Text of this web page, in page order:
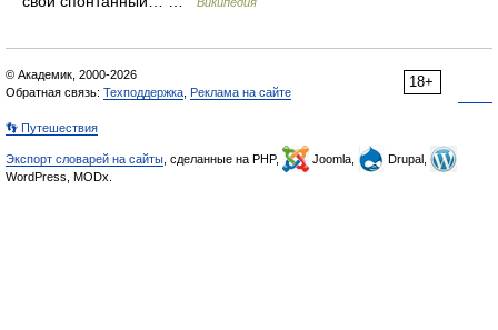
18+
© Академик, 2000-2026
Обратная связь: Техподдержка Реклама на сайте
👣 Путешествия
Экспорт словарей на сайты , сделанные на PHP, Joomla,
Drupal,
WordPress, MODx.